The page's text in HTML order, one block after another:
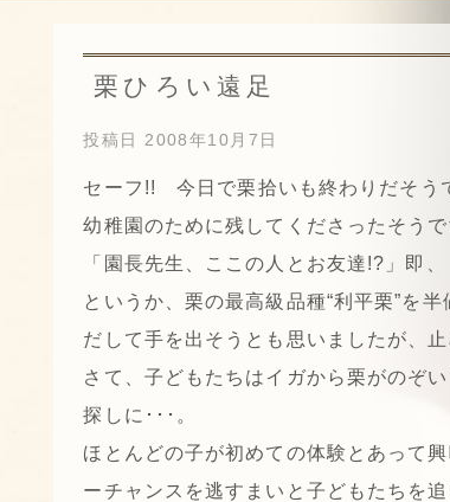
栗ひろい遠足
投稿日 2008年10月7日
セーフ!! 今日で栗拾いも終わりだそう
幼稚園のために残してくださったそう
「園長先生、ここの人とお友達!?」即
というか、栗の最高級品種“利平栗”を
だして手を出そうとも思いましたが、止
さて、子どもたちはイガから栗がのぞ
探しに･･･。
ほとんどの子が初めての体験とあって
ーチャンスを逃すまいと子どもたちを追